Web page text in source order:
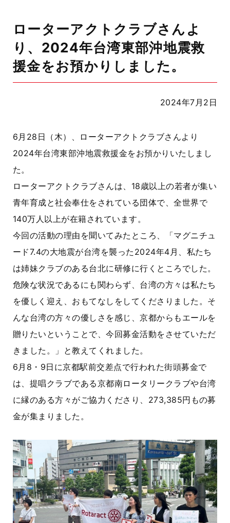
ローターアクトクラブさんよ
り、2024年台湾東部沖地震救
援金をお預かりしました。
2024年7月2日
6月28日（木）、ローターアクトクラブさんより
2024年台湾東部沖地震救援金をお預かりいたしまし
た。
ローターアクトクラブさんは、18歳以上の若者が集い
青年育成と社会奉仕をされている団体で、全世界で
140万人以上が在籍されています。
今回の活動の理由を聞いてみたところ、「マグニチュ
ード7.4の大地震が台湾を襲った2024年4月、私たち
は姉妹クラブのある台北に研修に行くところでした。
危険な状況であるにも関わらず、台湾の方々は私たち
を優しく迎え、おもてなしをしてくださりました。そ
んな台湾の方々の優しさを感じ、京都からもエールを
贈りたいということで、今回募金活動をさせていただ
きました。」と教えてくれました。
6月8・9日に京都駅前交差点で行われた街頭募金で
は、提唱クラブである京都南ロータリークラブや台湾
に縁のある方々がご協力くださり、273,385円もの募
金が集まりました。